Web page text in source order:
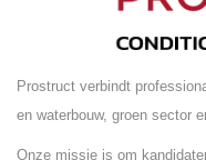
Prostruct verbindt
en waterbouw, groen sector
Onze missie is om